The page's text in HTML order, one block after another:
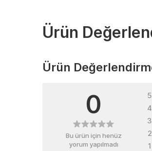
Ürün
Ürün
0
Bu ürün için henüz
yorum yapılmadı